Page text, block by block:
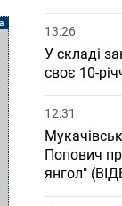
13:26
У складі
своє 10-
12:31
Попович
янгол"